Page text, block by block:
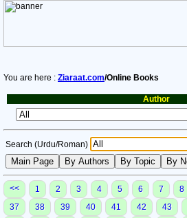
You are here : Ziaraat.com/Online Books
Author
Search (Urdu/Roman)
<< 1 2 3 4 5 6 7 8
37
38 39 40 41 42 43